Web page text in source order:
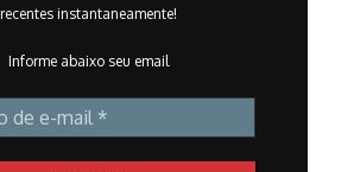
recentes instantaneamente!
Informe abaixo seu email